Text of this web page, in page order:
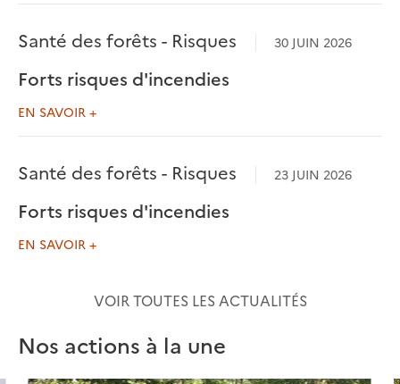
Santé des forêts - Risques 30 JUIN 2026
Forts risques d'incendies
EN SAVOIR +
Santé des forêts - Risques 23 JUIN 2026
Forts risques d'incendies
EN SAVOIR +
VOIR TOUTES LES ACTUALITÉS
Nos actions à la une